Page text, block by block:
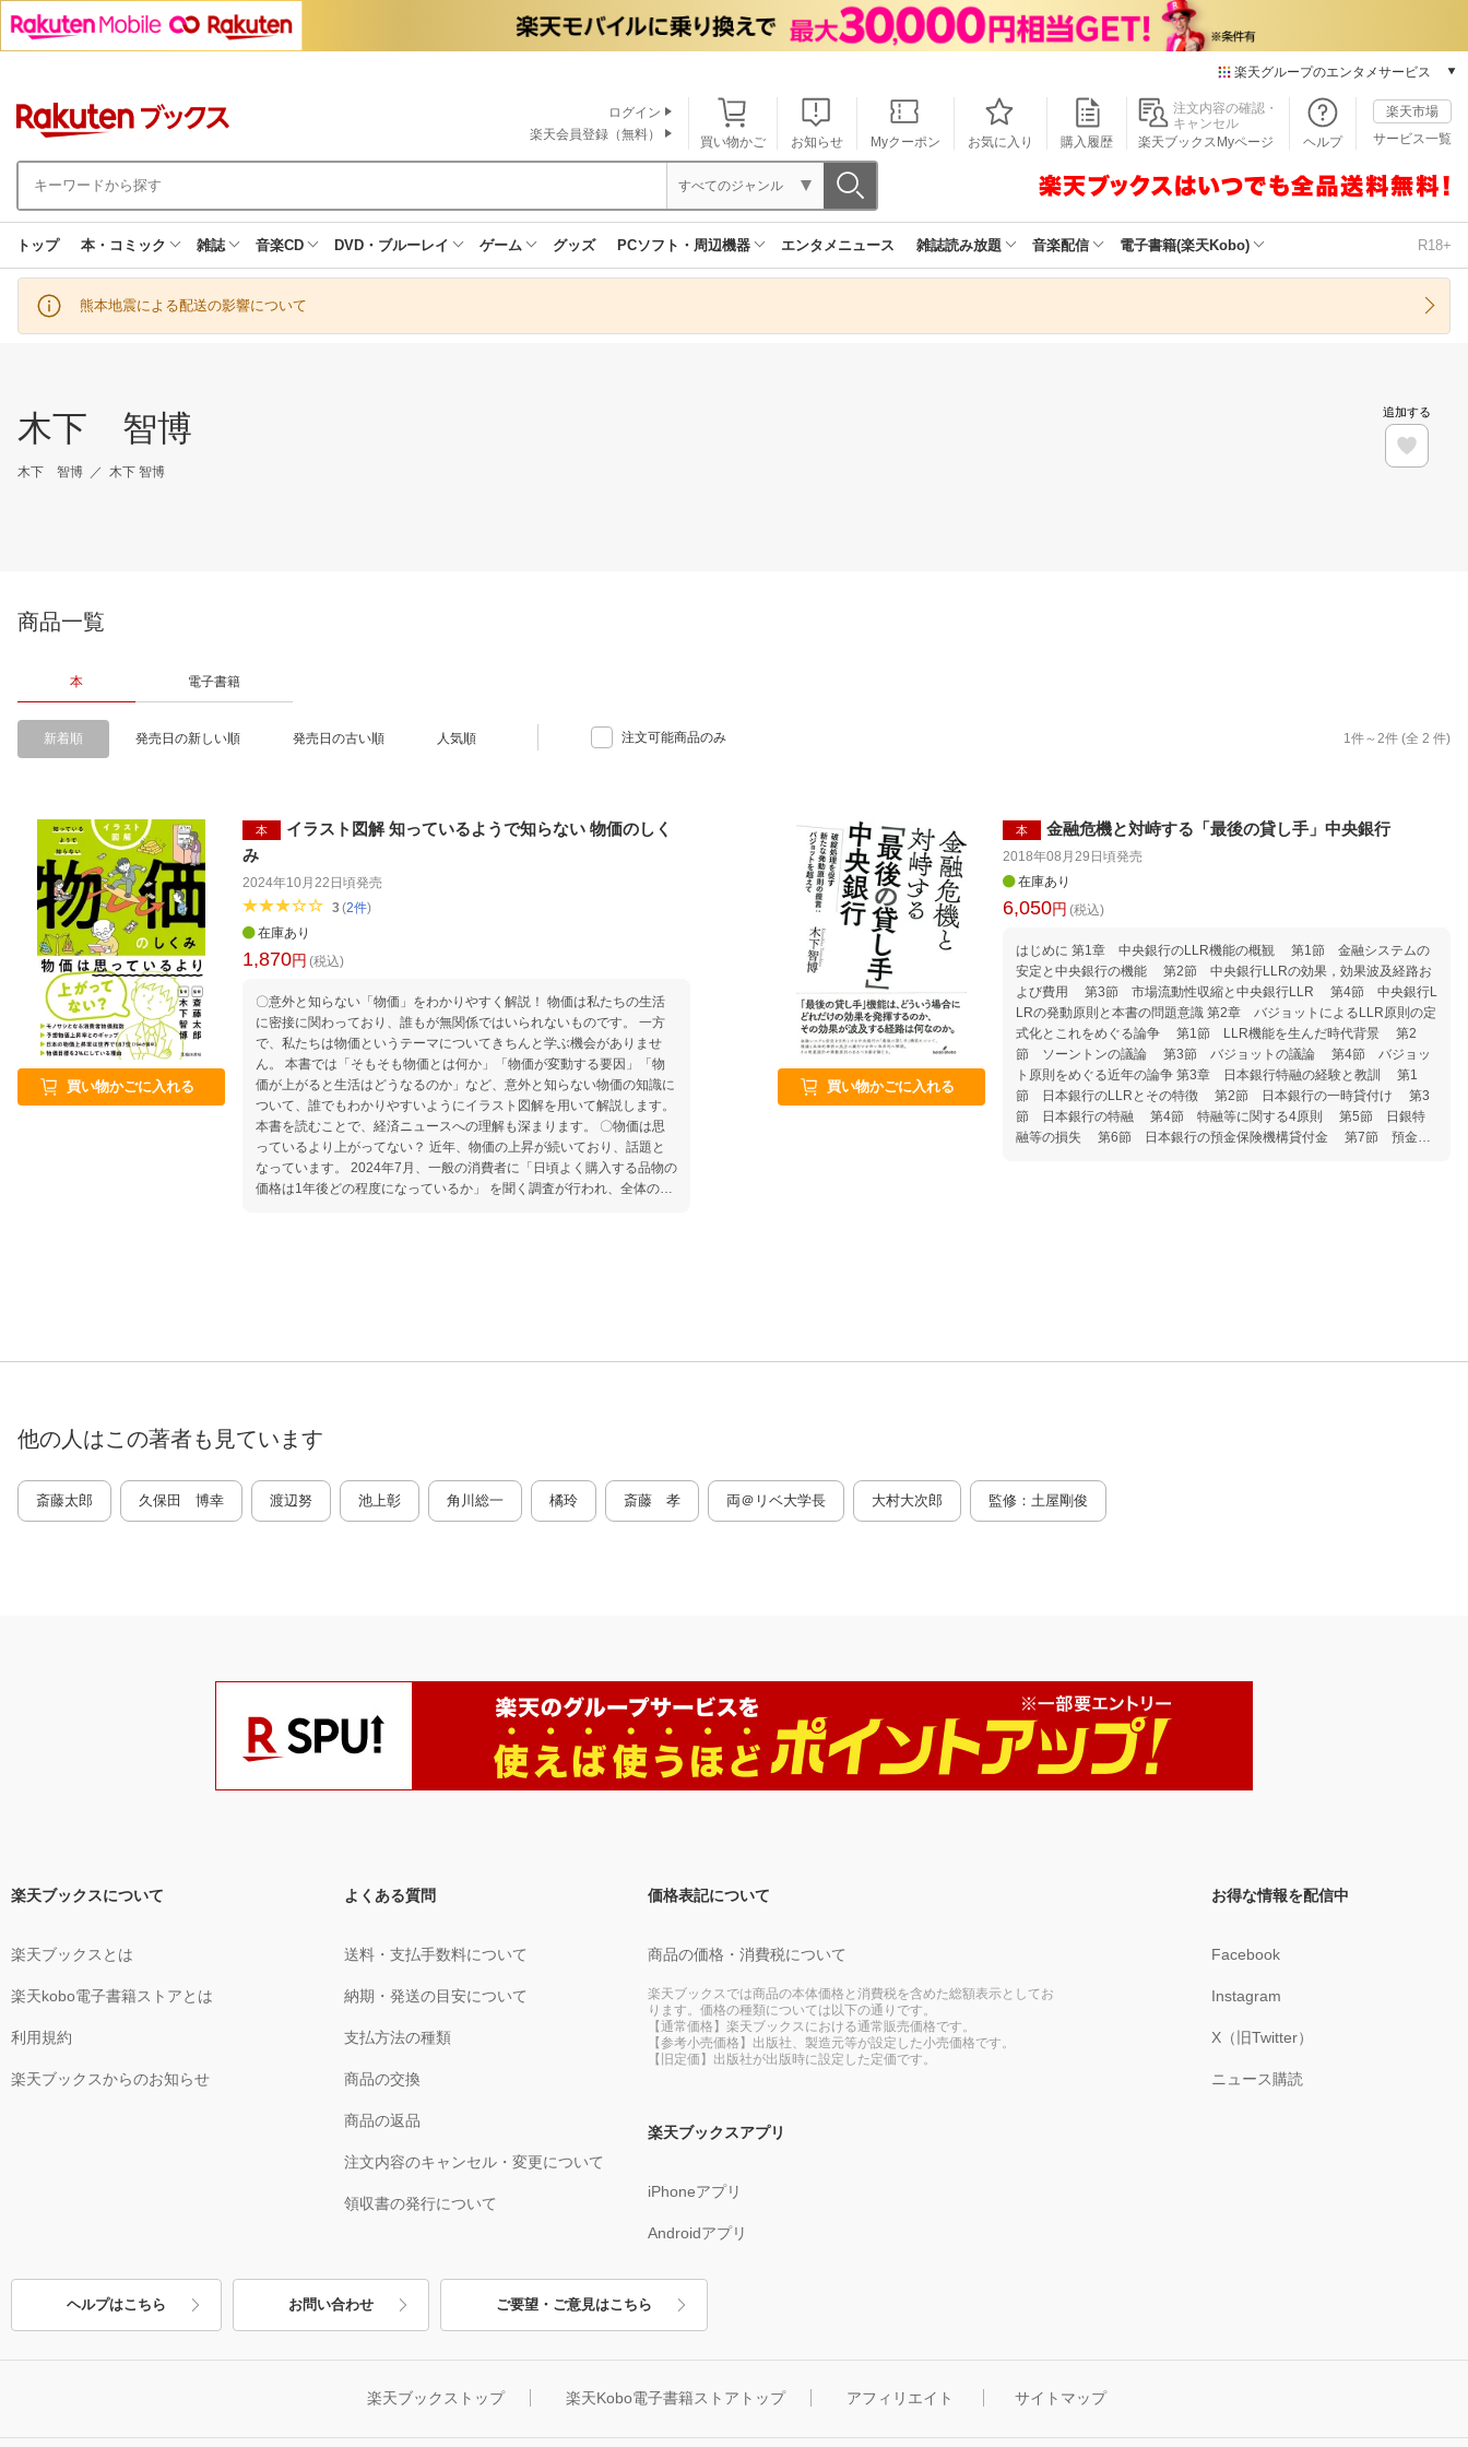
楽天グループのエンタメサービス
本/ゲーム/CD/DVD
楽天ブックス
楽天Kobo
楽天ミュージック
楽天TV
買い物かご お知らせ Myクーポン お気に入り 購入履歴
注文内容の確認・
キャンセル
楽天ブックスMyページ
ヘルプ
楽天市場
サービス一覧
ログイン
楽天会員登録（無料）
すべてのジャンル
トップ 本・コミック 雑誌 音楽CD DVD・ブルーレイ ゲーム グッズ PCソフト・周辺機器 エンタメニュース 雑誌読み放題 音楽配信 電子書籍(楽天Kobo) R18+
熊本地震による配送の影響について
木下 智博
木下 智博 木下 智博
追加する
商品一覧
本 電子書籍
新着順 発売日の新しい順 発売日の古い順 人気順 注文可能商品のみ 1 件～ 2件 (全 2 件)
買い物かごに入れる
本
イラスト図解 知っているようで知らない 物価のしく
み
2024年10月22日頃発売
3(2件)
在庫あり
1,870円 (税込)
〇意外と知らない「物価」をわかりやすく解説！ 物価は私たちの生活
に密接に関わっており、誰もが無関係ではいられないものです。 一方
で、私たちは物価というテーマについてきちんと学ぶ機会がありませ
ん。 本書では「そもそも物価とは何か」「物価が変動する要因」「物
価が上がると生活はどうなるのか」など、意外と知らない物価の知識に
ついて、誰でもわかりやすいようにイラスト図解を用いて解説します。
本書を読むことで、経済ニュースへの理解も深まります。 〇物価は思
っているより上がってない？ 近年、物価の上昇が続いており、話題と
なっています。 2024年7月、一般の消費者に「日頃よく購入する品物の
価格は1年後どの程度になっているか」 を聞く調査が行われ、全体の4
買い物かごに入れる
本 金融危機と対峙する「最後の貸し手」中央銀行
2018年08月29日頃発売
在庫あり
6,050円 (税込)
はじめに 第1章 中央銀行のLLR機能の概観 第1節 金融システムの
安定と中央銀行の機能 第2節 中央銀行LLRの効果，効果波及経路お
よび費用 第3節 市場流動性収縮と中央銀行LLR 第4節 中央銀行L
LRの発動原則と本書の問題意識 第2章 バジョットによるLLR原則の定
式化とこれをめぐる論争 第1節 LLR機能を生んだ時代背景 第2
節 ソーントンの議論 第3節 バジョットの議論 第4節 バジョッ
ト原則をめぐる近年の論争 第3章 日本銀行特融の経験と教訓 第1
節 日本銀行のLLRとその特徴 第2節 日本銀行の一時貸付け 第3
節 日本銀行の特融 第4節 特融等に関する4原則 第5節 日銀特
融等の損失 第6節 日本銀行の預金保険機構貸付金 第7節 預金定
訓 第1節 グローバル金融危機前のBOEのLLR 第2節 グローバル
題点 第2節 金融機関破綻処理の促進 第3節 破綻損失の負担と財
0年証券不況時の日銀特融 BOX 8 時間を要したわが国のセーフティネ
ットの整備 BOX 9 ニューヨーク手形交換所による貸付証書の臨時発行
BOX 10 FRBのLLR機能の転機となった1991年FDICIA法 BOX 11 中
銀間の流動性スワップの取引 BOX 12 中央銀行LLRに付きまとう汚名
問題の原因と対策 BOX 13 英国の金融機関規制監督体制の再編と破綻
他の人はこの著者も見ています
斎藤太郎 久保田 博幸 渡辺努 池上彰 角川総一 橘玲 斎藤 孝 両＠リベ大学長 大村大次郎 監修：土屋剛俊
楽天ブックスについて
楽天ブックスとは
楽天kobo電子書籍ストアとは
利用規約
楽天ブックスからのお知らせ
よくある質問
送料・支払手数料について
納期・発送の目安について
支払方法の種類
商品の交換
商品の返品
注文内容のキャンセル・変更について
領収書の発行について
価格表記について
商品の価格・消費税について
楽天ブックスでは商品の本体価格と消費税を含めた総額表示としてお
ります。価格の種類については以下の通りです。
【通常価格】楽天ブックスにおける通常販売価格です。
【参考小売価格】出版社、製造元等が設定した小売価格です。
【旧定価】出版社が出版時に設定した定価です。
楽天ブックスアプリ
iPhoneアプリ
Androidアプリ
お得な情報を配信中
Facebook
Instagram
X（旧Twitter）
ニュース購読
ヘルプはこちら お問い合わせ ご要望・ご意見はこちら
楽天ブックストップ 楽天Kobo電子書籍ストアトップ アフィリエイト サイトマップ